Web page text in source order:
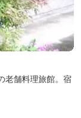
老舗料理旅館。宿